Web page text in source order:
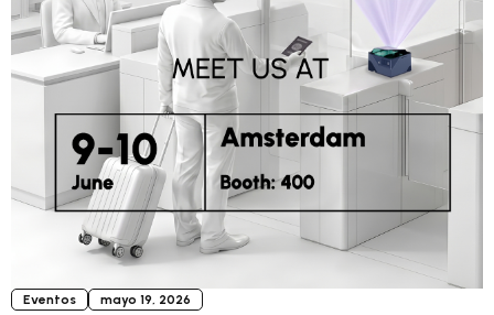
Eventos mayo 19, 2026